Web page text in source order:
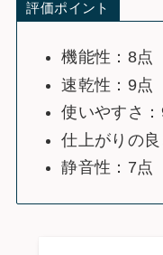
評価ポイント
機能性：8点
速乾性：9点
使いやすさ：
仕上がりの
静音性：7点